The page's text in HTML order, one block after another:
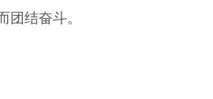
结奋斗。